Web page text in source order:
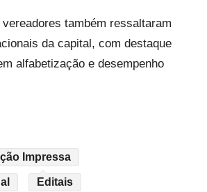
também ressaltaram
da capital, com destaque
alfabetização e desempenho
Impressa
Editais